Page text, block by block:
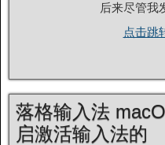
后来尽管
点击跳
落格输入法
启激活输入法的